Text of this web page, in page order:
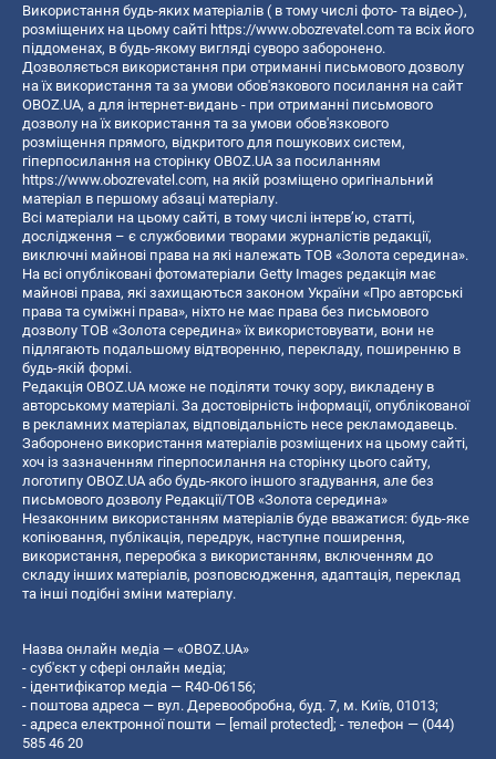
Використання будь-яких матеріалів ( в тому числі фото- та відео-),
розміщених на цьому сайті https://www.obozrevatel.com та всіх його
піддоменах, в будь-якому вигляді суворо заборонено.
Дозволяється використання при отриманні письмового дозволу
на їх використання та за умови обов'язкового посилання на сайт
OBOZ.UA, а для інтернет-видань - при отриманні письмового
дозволу на їх використання та за умови обов'язкового
розміщення прямого, відкритого для пошукових систем,
гіперпосилання на сторінку OBOZ.UA за посиланням
https://www.obozrevatel.com, на якій розміщено оригінальний
матеріал в першому абзаці матеріалу.
Всі матеріали на цьому сайті, в тому числі інтерв’ю, статті,
дослідження – є службовими творами журналістів редакції,
виключні майнові права на які належать ТОВ «Золота середина».
На всі опубліковані фотоматеріали Getty Images редакція має
майнові права, які захищаються законом України «Про авторські
права та суміжні права», ніхто не має права без письмового
дозволу ТОВ «Золота середина» їх використовувати, вони не
підлягають подальшому відтворенню, перекладу, поширенню в
будь-якій формі.
Редакція OBOZ.UA може не поділяти точку зору, викладену в
авторському матеріалі. За достовірність інформації, опублікованої
в рекламних матеріалах, відповідальність несе рекламодавець.
Заборонено використання матеріалів розміщених на цьому сайті,
хоч із зазначенням гіперпосилання на сторінку цього сайту,
логотипу OBOZ.UA або будь-якого іншого згадування, але без
письмового дозволу Редакції/ТОВ «Золота середина»
Незаконним використанням матеріалів буде вважатися: будь-яке
копiювання, публiкацiя, передрук, наступне поширення,
використання, переробка з використанням, включенням до
складу інших матеріалів, розповсюдження, адаптація, переклад
та інші подібні зміни матеріалу.
Назва онлайн медіа — «OBOZ.UA»
- суб'єкт у сфері онлайн медіа;
- ідентифікатор медіа — R40-06156;
- поштова адреса — вул. Деревообробна, буд. 7, м. Київ, 01013;
- адреса електронної пошти — [email protected]; - телефон — (044)
585 46 20